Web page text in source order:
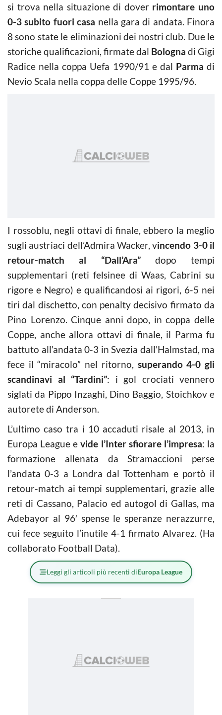
si trova nella situazione di dover rimontare uno
0-3 subito fuori casa nella gara di andata. Finora
8 sono state le eliminazioni dei nostri club. Due le
storiche qualificazioni, firmate dal Bologna di Gigi
Radice nella coppa Uefa 1990/91 e dal Parma di
Nevio Scala nella coppa delle Coppe 1995/96.
I rossoblu, negli ottavi di finale, ebbero la meglio
sugli austriaci dell’Admira Wacker, vincendo 3-0 il
retour-match al “Dall’Ara”dopo tempi
supplementari (reti felsinee di Waas, Cabrini su
rigore e Negro) e qualificandosi ai rigori, 6-5 nei
tiri dal dischetto, con penalty decisivo firmato da
Pino Lorenzo. Cinque anni dopo, in coppa delle
Coppe, anche allora ottavi di finale, il Parma fu
battuto all’andata 0-3 in Svezia dall’Halmstad, ma
fece il “miracolo” nel ritorno, superando 4-0 gli
scandinavi al “Tardini”: i gol crociati vennero
siglati da Pippo Inzaghi, Dino Baggio, Stoichkov e
autorete di Anderson.
L’ultimo caso tra i 10 accaduti risale al 2013, in
Europa League evide l’Inter sfiorare l’impresa: la
formazione allenata da Stramaccioni perse
l’andata 0-3 a Londra dal Tottenham e portò il
retour-match ai tempi supplementari, grazie alle
reti di Cassano, Palacio ed autogol di Gallas, ma
Adebayor al 96′ spense le speranze nerazzurre,
cui fece seguito l’inutile 4-1 firmato Alvarez. (Ha
collaborato Football Data).
Leggi gli articoli più recenti diEuropa League